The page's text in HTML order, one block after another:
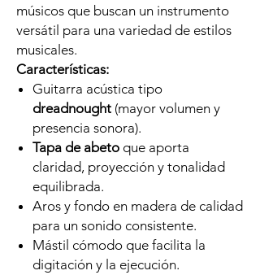
músicos que buscan un instrumento
versátil para una variedad de estilos
musicales.
Características:
Guitarra acústica tipo
dreadnought (mayor volumen y
presencia sonora).
Tapa de abeto que aporta
claridad, proyección y tonalidad
equilibrada.
Aros y fondo en madera de calidad
para un sonido consistente.
Mástil cómodo que facilita la
digitación y la ejecución.